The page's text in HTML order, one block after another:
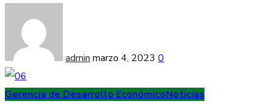
admin marzo 4, 2023 0
Gerencia de Desarrollo EconómicoNoticias